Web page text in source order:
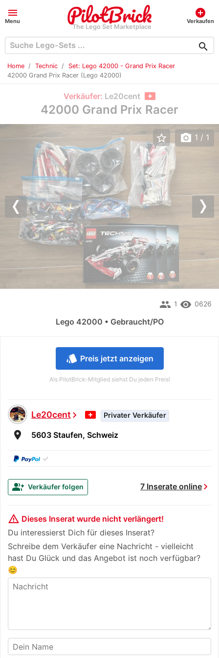
menu
Menu
The Lego Set Marketplace
add_circle
Verkaufen
search
Home Technic
Set: Lego 42000 - Grand Prix Racer
42000 Grand Prix Racer (Lego 42000)
Verkäufer: Le20cent
42000 Grand Prix Racer
style Preis jetzt anzeigen
Als PilotBrick-Mitglied siehst Du jeden Preis!
Le20centchevron_right Privater Verkäufer
room 5603 Staufen, Schweiz
✓
7 Inserate onlinechevron_right
group_add Verkäufer folgen
warning_amber Dieses Inserat wurde nicht verlängert!
Du interessierst Dich für dieses Inserat?
Schreibe dem Verkäufer eine Nachricht - vielleicht
hast Du Glück und das Angebot ist noch verfügbar?
😊
Previous
star_border photo_camera 1 / 1
remove_red_eye 0626
people 1
Lego 42000 • Gebraucht/PO